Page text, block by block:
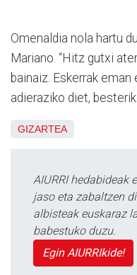
Omenaldia nola hartu
Mariano. “Hitz gutxi
bainaiz. Eskerrak
adieraziko diet, besterik
GIZARTEA
AIURRI hedabideak
jaso eta zabaltzen
albisteak euskaraz
babestuko duzu.
Egin AIURRIkide!